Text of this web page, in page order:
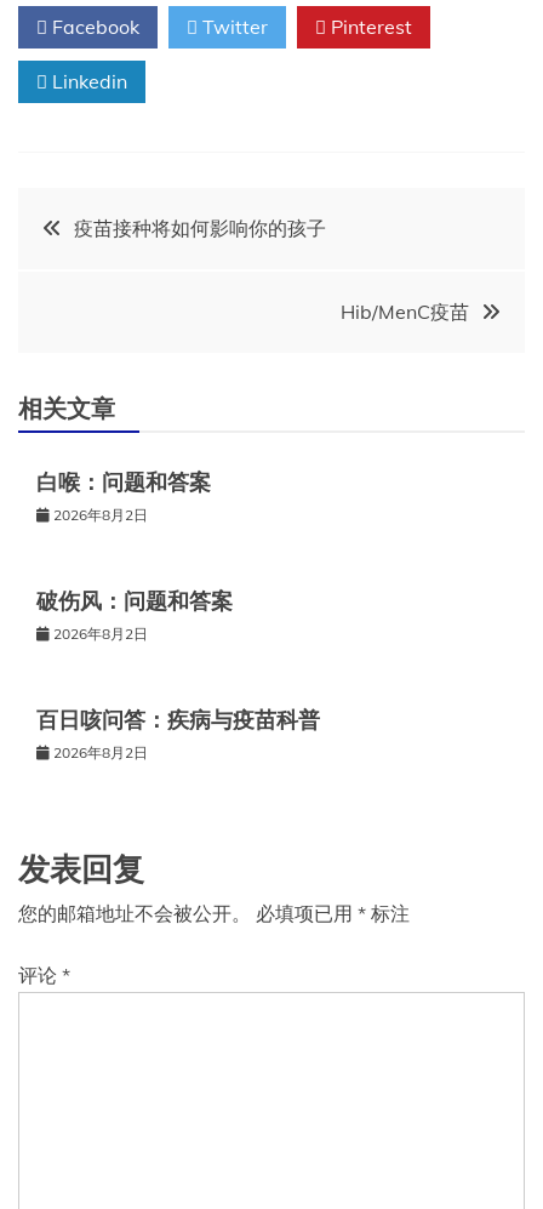
Facebook Twitter Pinterest
Linkedin
文
航
疫苗接种将如何影响你的孩子
Hib/MenC疫苗
相关文章
白喉：问题和答案
2026年8月2日
破伤风：问题和答案
2026年8月2日
百日咳问答：疾病与疫苗科普
2026年8月2日
发表回复
您的邮箱地址不会被公开。 必填项已用 * 标注
评论 *